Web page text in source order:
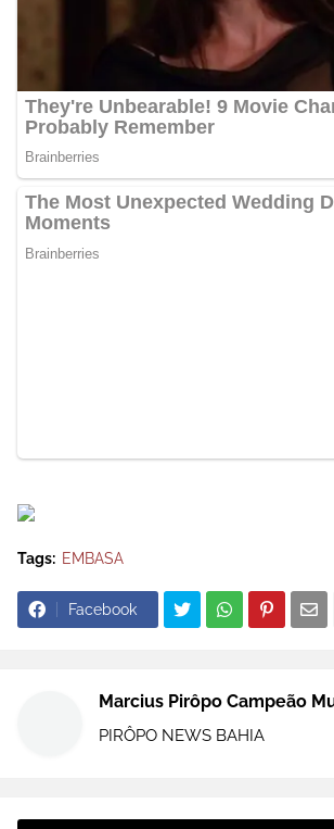
Tags: EMBASA
Facebook
Marcius Pirôpo Campeão
PIRÔPO NEWS BAHIA